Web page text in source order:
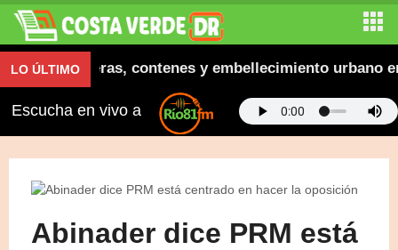
LO ÚLTIMOaceras, contenes y embellecimiento urbano en
Escucha en vivo a
Abinader dice PRM está